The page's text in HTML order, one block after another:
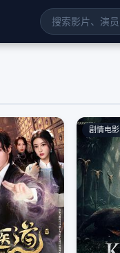
剧情电影